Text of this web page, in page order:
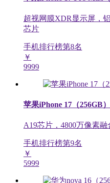
超视网膜XDR显示屏，
芯片
手机排行榜第8名
￥
9999
苹果iPhone 17（256GB）
A19芯片，4800万像素
手机排行榜第9名
￥
5999